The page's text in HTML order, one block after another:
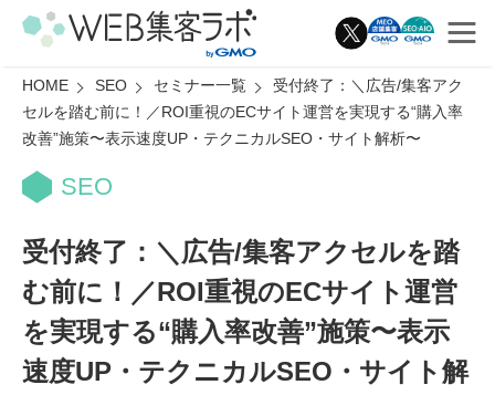
HOME SEO セミナー一覧
受付終了：＼広告/集客アク
セルを踏む前に！／ROI重視のECサイト運営を実現する“購入率
改善”施策〜表示速度UP・テクニカルSEO・サイト解析〜
SEO
受付終了：＼広告/集客アクセルを踏
む前に！／ROI重視のECサイト運営
を実現する“購入率改善”施策〜表示
速度UP・テクニカルSEO・サイト解